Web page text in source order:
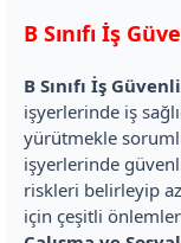
B Sınıfı İş
B Sınıfı İş
işyerlerinde iş
yürütmekle
işyerlerinde
riskleri belirleyip
için çeşitli önlemler